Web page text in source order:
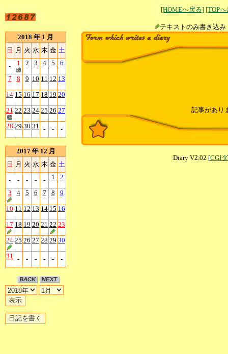
[HOMEへ戻る] [TOP
テキストのみ書
2018 年 1 月
日 月 火 水 木 金 土
- 1 2 3 4 5 6
7 8 9 10 11 12 13
14 15 16 17 18 19 20
21 22 23 24 25 26 27
28 29 30 31 - - -
2017 年 12 月
日 月 火 水 木 金 土
- - - - - 1 2
3 4 5 6 7 8 9
10 11 12 13 14 15 16
17 18 19 20 21 22 23
24 25 26 27 28 29 30
31 - - - - - -
記事があり
Diary V2.02 [CGI